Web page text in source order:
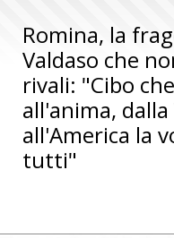
Romina, la
Valdaso che
rivali: "Cibo
all'anima, dalla
all'America la
tutti"